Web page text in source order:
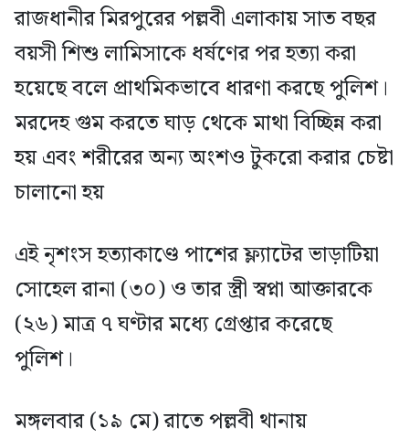
রাজধানীর মিরপুরের পল্লবী এলাকায় সাত বছর
বয়সী শিশু লামিসাকে ধর্ষণের পর হত্যা করা
হয়েছে বলে প্রাথমিকভাবে ধারণা করছে পুলিশ।
মরদেহ গুম করতে ঘাড় থেকে মাথা বিচ্ছিন্ন করা
হয় এবং শরীরের অন্য অংশও টুকরো করার চেষ্টা
চালানো হয়
এই নৃশংস হত্যাকাণ্ডে পাশের ফ্ল্যাটের ভাড়াটিয়া
সোহেল রানা (৩০) ও তার স্ত্রী স্বপ্না আক্তারকে
(২৬) মাত্র ৭ ঘণ্টার মধ্যে গ্রেপ্তার করেছে
পুলিশ।
মঙ্গলবার (১৯ মে) রাতে পল্লবী থানায়